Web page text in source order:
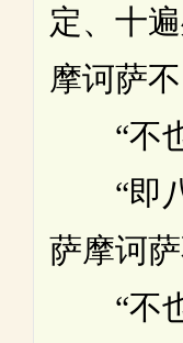
定、十
摩诃萨
“不也
“即八
萨摩诃
“不也